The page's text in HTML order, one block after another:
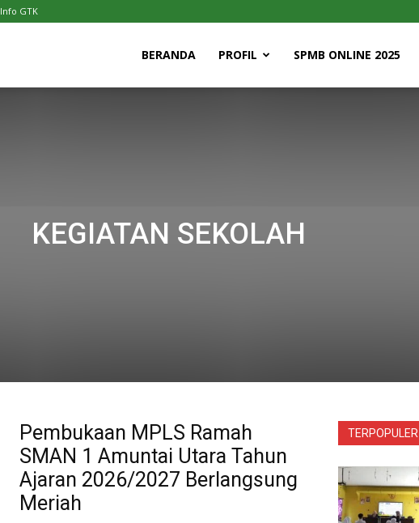
Info GTK
BERANDA PROFIL SPMB ONLINE 2025
KEGIATAN SEKOLAH
Pembukaan MPLS Ramah
SMAN 1 Amuntai Utara Tahun
Ajaran 2026/2027 Berlangsung
Meriah
TERPOPULER